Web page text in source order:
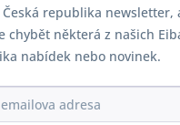
Česká republika newsletter,
chybět některá z našich
nabídek nebo novinek.